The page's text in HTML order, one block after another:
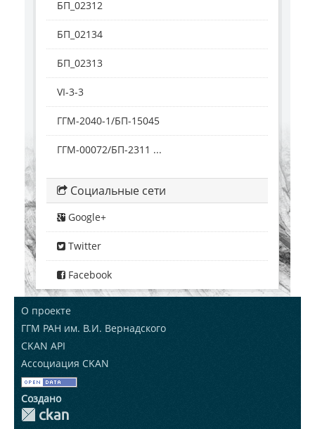
БП_02312
БП_02134
БП_02313
VI-3-3
ГГМ-2040-1/БП-15045
ГГМ-00072/БП-2311 ...
Социальные сети
Google+
Twitter
Facebook
О проекте
ГГМ РАН им. В.И. Вернадского
CKAN API
Ассоциация CKAN
Создано